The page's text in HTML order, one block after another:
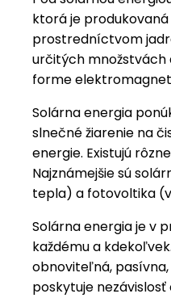
ktorá je
prostredníctvom
určitých množstvách
forme
Solárna energia
slnečné žiarenie na
energie. Existujú
Najznámejšie sú
tepla) a fotovoltika
Solárna energia je v
každému a
obnoviteľná,
poskytuje